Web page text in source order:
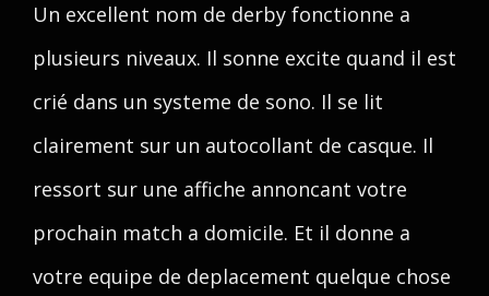
Un excellent nom de derby fonctionne a
plusieurs niveaux. Il sonne excite quand il est
crié dans un systeme de sono. Il se lit
clairement sur un autocollant de casque. Il
ressort sur une affiche annoncant votre
prochain match a domicile. Et il donne a
votre equipe de deplacement quelque chose